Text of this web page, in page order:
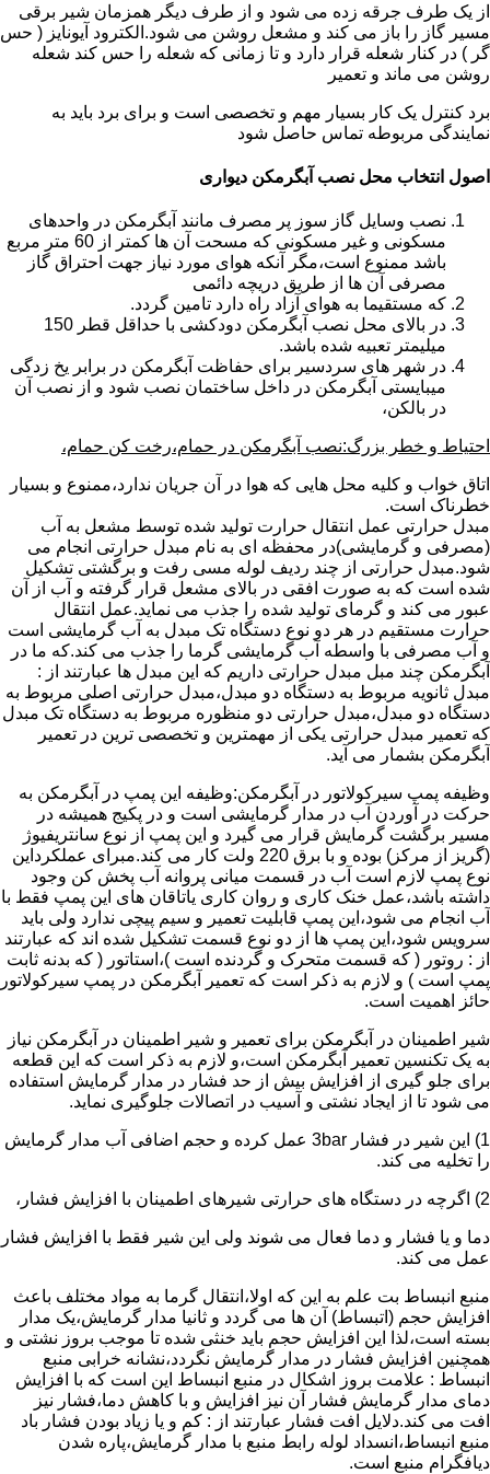
از یک طرف جرقه زده می شود و از طرف دیگر همزمان شیر برقی
مسیر گاز را باز می کند و مشعل روشن می شود.الکترود آیونایز ( حس
گر ) در کنار شعله قرار دارد و تا زمانی که شعله را حس کند شعله
روشن می ماند و تعمیر
برد کنترل یک کار بسیار مهم و تخصصی است و برای برد باید به
نمایندگی مربوطه تماس حاصل شود
اصول انتخاب محل نصب آبگرمکن دیواری
نصب وسایل گاز سوز پر مصرف مانند آبگرمکن در واحدهای
مسکونی و غیر مسکونی که مسحت آن ها کمتر از 60 متر مربع
باشد ممنوع است،مگر آنکه هوای مورد نیاز جهت احتراق گاز
مصرفی آن ها از طریق دریچه دائمی
که مستقیما به هوای آزاد راه دارد تامین گردد.
در بالای محل نصب آبگرمکن دودکشی با حداقل قطر 150
میلیمتر تعبیه شده باشد.
در شهر های سردسیر برای حفاظت آبگرمکن در برابر یخ زدگی
میبایستی آبگرمکن در داخل ساختمان نصب شود و از نصب آن
در بالکن،
احتیاط و خطر بزرگ:نصب آبگرمکن در حمام،رخت کن حمام،
اتاق خواب و کلیه محل هایی که هوا در آن جریان ندارد،ممنوع و بسیار
خطرناک است.
مبدل حرارتی عمل انتقال حرارت تولید شده توسط مشعل به آب
(مصرفی و گرمایشی)در محفظه ای به نام مبدل حرارتی انجام می
شود.مبدل حرارتی از چند ردیف لوله مسی رفت و برگشتی تشکیل
شده است که به صورت افقی در بالای مشعل قرار گرفته و آب از آن
عبور می کند و گرمای تولید شده را جذب می نماید.عمل انتقال
حرارت مستقیم در هر دو نوع دستگاه تک مبدل به آب گرمایشی است
و آب مصرفی با واسطه آب گرمایشی گرما را جذب می کند.که ما در
آبگرمکن چند مبل مبدل حرارتی داریم که این مبدل ها عبارتند از :
مبدل ثانویه مربوط به دستگاه دو مبدل،مبدل حرارتی اصلی مربوط به
دستگاه دو مبدل،مبدل حرارتی دو منظوره مربوط به دستگاه تک مبدل
که تعمیر مبدل حرارتی یکی از مهمترین و تخصصی ترین در تعمیر
آبگرمکن بشمار می آید.
وظیفه پمپ سیرکولاتور در آبگرمکن:وظیفه این پمپ در آبگرمکن به
حرکت در آوردن آب در مدار گرمایشی است و در پکیج همیشه در
مسیر برگشت گرمایش قرار می گیرد و این پمپ از نوع سانتریفیوژ
(گریز از مرکز) بوده و با برق 220 ولت کار می کند.مبرای عملکرداین
نوع پمپ لازم است آب در قسمت میانی پروانه آب پخش کن وجود
داشته باشد،عمل خنک کاری و روان کاری یاتاقان های این پمپ فقط با
آب انجام می شود،این پمپ قابلیت تعمیر و سیم پیچی ندارد ولی باید
سرویس شود،این پمپ ها از دو نوع قسمت تشکیل شده اند که عبارتند
از : روتور ( که قسمت متحرک و گردنده است )،استاتور ( که بدنه ثابت
پمپ است ) و لازم به ذکر است که تعمیر آبگرمکن در پمپ سیرکولاتور
حائز اهمیت است.
شیر اطمینان در آبگرمکن برای تعمیر و شیر اطمینان در آبگرمکن نیاز
به یک تکنسین تعمیر آبگرمکن است،و لازم به ذکر است که این قطعه
برای جلو گیری از افزایش بیش از حد فشار در مدار گرمایش استفاده
می شود تا از ایجاد نشتی و آسیب در اتصالات جلوگیری نماید.
1) این شیر در فشار 3bar عمل کرده و حجم اضافی آب مدار گرمایش
را تخلیه می کند.
2) اگرچه در دستگاه های حرارتی شیرهای اطمینان با افزایش فشار،
دما و یا فشار و دما فعال می شوند ولی این شیر فقط با افزایش فشار
عمل می کند.
منبع انبساط بت علم به این که اولا،انتقال گرما به مواد مختلف باعث
افزایش حجم (اتبساط) آن ها می گردد و ثانیا مدار گرمایش،یک مدار
بسته است،لذا این افزایش حجم باید خنثی شده تا موجب بروز نشتی و
همچنین افزایش فشار در مدار گرمایش نگردد،نشانه خرابی منبع
انبساط : علامت بروز اشکال در منبع انبساط این است که با افزایش
دمای مدار گرمایش فشار آن نیز افزایش و با کاهش دما،فشار نیز
افت می کند.دلایل افت فشار عبارتند از : کم و یا زیاد بودن فشار باد
منبع انبساط،انسداد لوله رابط منبع با مدار گرمایش،پاره شدن
دیافگرام منبع است.